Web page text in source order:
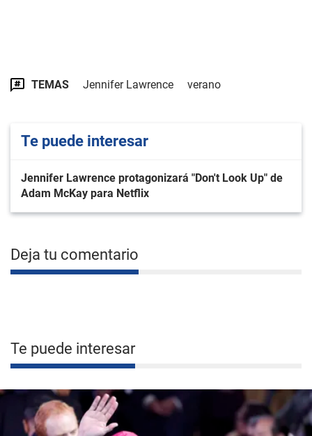
TEMAS Jennifer Lawrence verano
Te puede interesar
Jennifer Lawrence protagonizará "Don't Look Up" de
Adam McKay para Netflix
Deja tu comentario
Te puede interesar